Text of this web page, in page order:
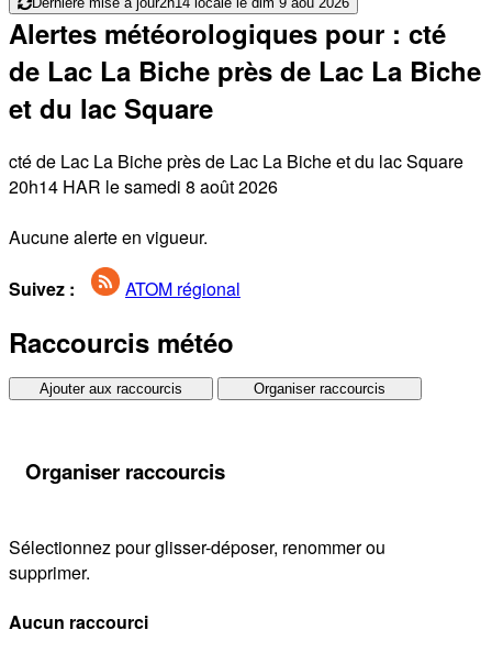
Alertes météorologiques pour : cté
de Lac La Biche près de Lac La Biche
et du lac Square
cté de Lac La Biche près de Lac La Biche et du lac Square
20h14 HAR le samedi 8 août 2026
Aucune alerte en vigueur.
Suivez : ATOM régional
Raccourcis météo
Ajouter aux raccourcis Organiser raccourcis
Organiser raccourcis
Sélectionnez pour glisser-déposer, renommer ou
supprimer.
Aucun raccourci